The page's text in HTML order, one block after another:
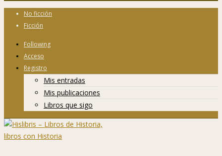
No ficción
Ficción
Following
Acceso
Registro
Mis entradas
Mis publicaciones
Libros que sigo